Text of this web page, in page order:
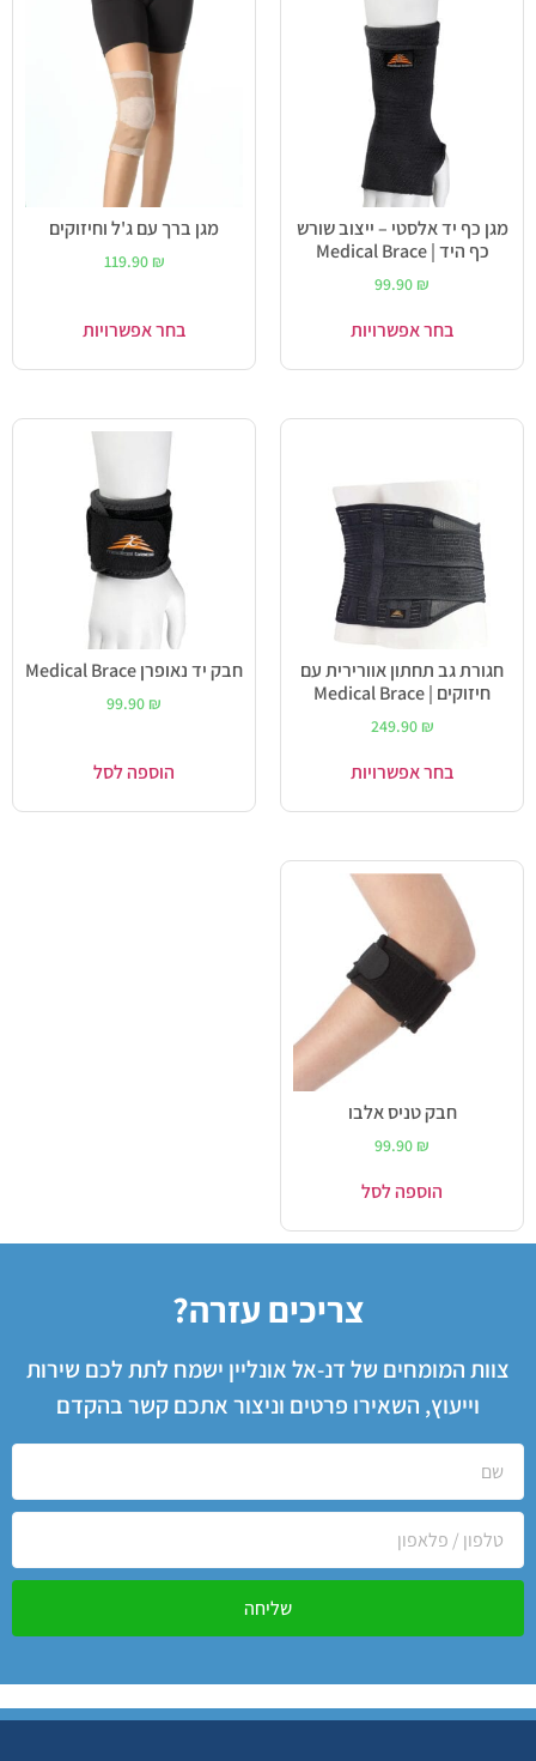
מגן כף יד אלסטי – ייצוב שורש
כף היד | Medical Brace
99.90 ₪
בחר אפשרויות
מגן ברך עם ג'ל וחיזוקים
119.90 ₪
בחר אפשרויות
חגורת גב תחתון אוורירית עם
חיזוקים | Medical Brace
249.90 ₪
בחר אפשרויות
חבק יד נאופרן Medical Brace
99.90 ₪
הוספה לסל
חבק טניס אלבו
99.90 ₪
הוספה לסל
צריכים עזרה?
צוות המומחים של דנ-אל אונליין ישמח לתת לכם שירות
וייעוץ, השאירו פרטים וניצור אתכם קשר בהקדם
שליחה